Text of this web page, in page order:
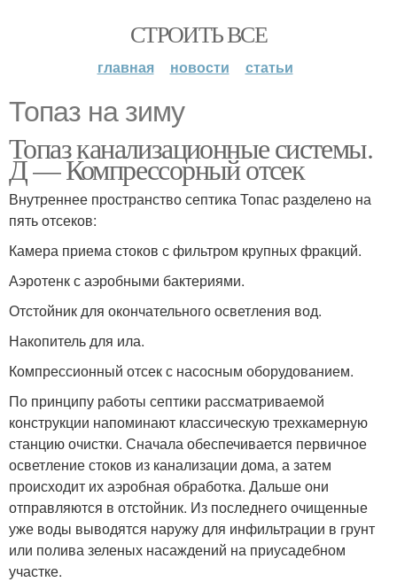
СТРОИТЬ ВСЕ
главная новости статьи
Топаз на зиму
Топаз канализационные системы.
Д — Компрессорный отсек
Внутреннее пространство септика Топас разделено на
пять отсеков:
Камера приема стоков с фильтром крупных фракций.
Аэротенк с аэробными бактериями.
Отстойник для окончательного осветления вод.
Накопитель для ила.
Компрессионный отсек с насосным оборудованием.
По принципу работы септики рассматриваемой
конструкции напоминают классическую трехкамерную
станцию очистки. Сначала обеспечивается первичное
осветление стоков из канализации дома, а затем
происходит их аэробная обработка. Дальше они
отправляются в отстойник. Из последнего очищенные
уже воды выводятся наружу для инфильтрации в грунт
или полива зеленых насаждений на приусадебном
участке.